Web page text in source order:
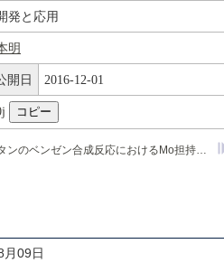
発と応用
明
開日 2016-12-01
メタンのベンゼン合成反応におけるMo担持ゼオライト触媒のシラン修飾効果と貴金属添加効果の研究
月09日